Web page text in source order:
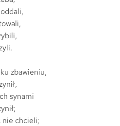
zbawieniu,
synami
nie chcieli;